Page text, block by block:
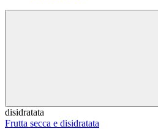
disidratata
Frutta secca e disidratata